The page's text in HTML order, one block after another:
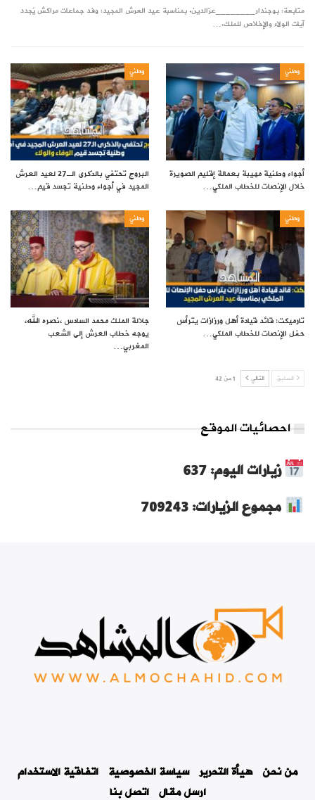
متابعة: بوجندار________عزالدين. بمناسبة عيد العرش المجيد: وفد جماعات مراكش يُجدد
آيات الولاء والإخلاص للملك.…
وطني
أجواء وطنية مهيبة بعمالة إقليم الصويرة
خلال الإنصات للخطاب الملكي…
وطني
البروج تحتفي بالذكرى الـ27 لعيد العرش
المجيد في أجواء وطنية تجسد قيم…
وطني
تارميكت: قائد قيادة أهل ورزازات يترأس
حفل الإنصات للخطاب الملكي…
وطني
جلالة الملك محمد السادس ،نصره الله،
يوجه خطاب العرش إلى الشعب
المغربي…
السابق التالي 1 من 42
احصائيات الموقع
زيارات اليوم: 637
مجموع الزيارات: 709243
من نحن هيأة التحرير سياسة الخصوصية اتفاقية الاستخدام
ارسل مقال اتصل بنا